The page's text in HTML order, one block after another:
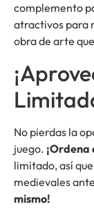
complemento
atractivos para
obra de arte
No pierdas la
juego. ¡Ordena
limitado, así
medievales
mismo!